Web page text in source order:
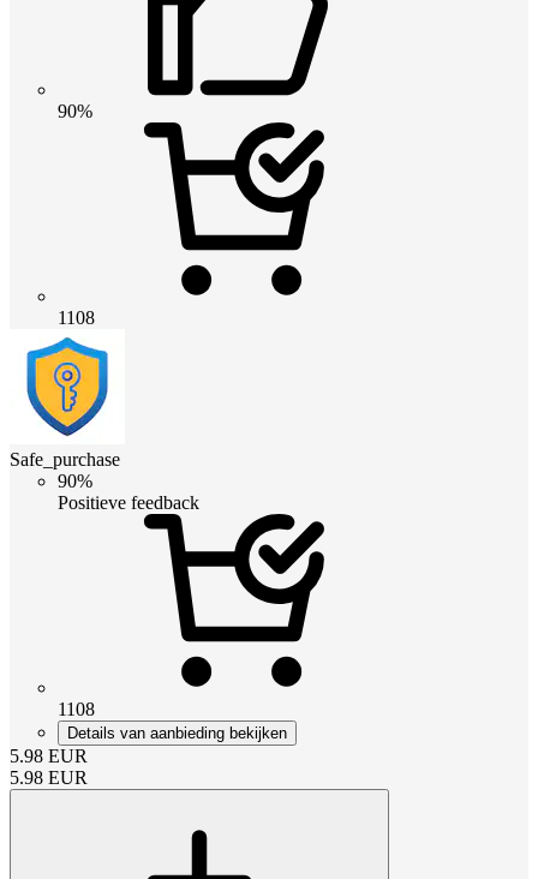
90%
1108
Safe_purchase
90%
Positieve feedback
1108
Details van aanbieding bekijken
5.98 EUR
5.98 EUR